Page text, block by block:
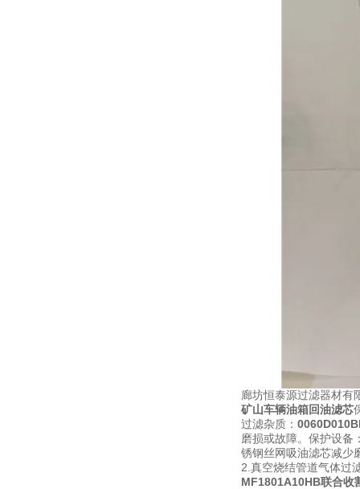
廊坊恒泰源过滤器材有
矿山车辆油箱回油滤芯
过滤杂质：
磨损或故障。保护设备
锈钢丝网吸油滤芯减少
2.真空烧结管道气体过
MF1801A10HB联合收